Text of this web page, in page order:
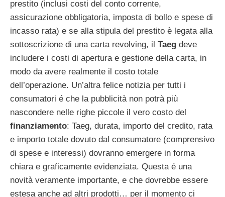
prestito (inclusi costi del conto corrente,
assicurazione obbligatoria, imposta di bollo e spese di
incasso rata) e se alla stipula del prestito è legata alla
sottoscrizione di una carta revolving, il Taeg deve
includere i costi di apertura e gestione della carta, in
modo da avere realmente il costo totale
dell’operazione. Un’altra felice notizia per tutti i
consumatori é che la pubblicità non potrà più
nascondere nelle righe piccole il vero costo del
finanziamento: Taeg, durata, importo del credito, rata
e importo totale dovuto dal consumatore (comprensivo
di spese e interessi) dovranno emergere in forma
chiara e graficamente evidenziata. Questa é una
novità veramente importante, e che dovrebbe essere
estesa anche ad altri prodotti… per il momento ci